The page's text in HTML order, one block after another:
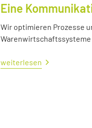
Eine
Wir optimieren Prozesse
weiterlesen